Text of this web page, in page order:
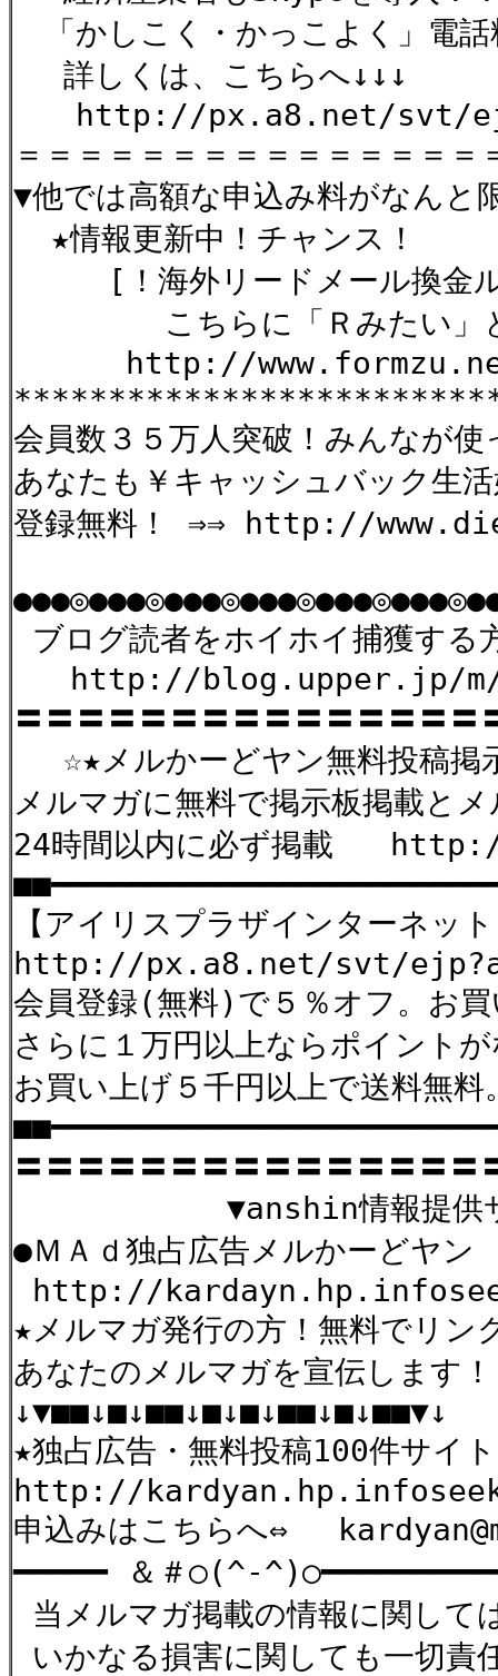
「かしこく・かっこよく」電
詳しくは、こちらへ↓↓↓
http://px.a8.net/svt/
＝＝＝＝＝＝＝＝＝＝＝＝＝＝
▼他では高額な申込み料がなんと
★情報更新中！チャンス！
[！海外リードメール換金ル
こちらに「Ｒみたい」と
http://www.formzu.net/
会員数３５万人突破！みんなが
あなたも￥キャッシュバック生
登録無料！ ⇒⇒ http://
ブログ読者をホイホイ捕獲す
http://blog.upper.jp/m/
〓〓〓〓〓〓〓〓〓〓〓〓〓〓
☆★メルかーどヤン無料投稿掲
メルマガに無料で掲示板掲載と
24時間以内に必ず掲載
【アイリスプラザインターネッ
http://px.a8.net/svt/
会員登録(無料)で５％オフ。お
さらに１万円以上ならポイント
お買い上げ５千円以上で送料無
〓〓〓〓〓〓〓〓〓〓〓〓〓〓
▼anshin情報提供サイ
●ＭＡｄ独占広告メルかー
http://
★メルマガ発行の方！無料でリン
あなたのメルマガを宣伝します！
↓▼■■↓■↓■■↓■↓■↓■■↓■↓■■▼↓
★独占広告・無料投稿100件サイ
http://
申込みはこちらへ⇔
━━━━━ ＆＃○(^-
当メルマガ掲載の情報に関して
いかなる損害に関しても一切責